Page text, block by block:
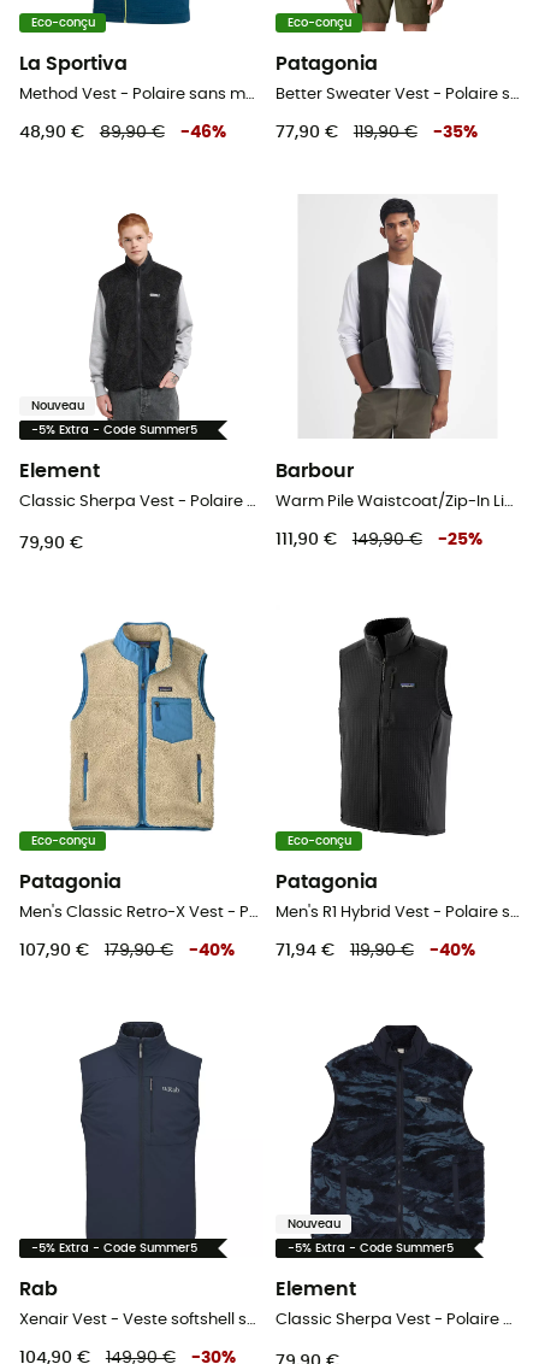
Eco-conçu
La Sportiva
Method Vest - Polaire sans manches homme
48,90 € 89,90 € -46%
Eco-conçu
Patagonia
Better Sweater Vest - Polaire sans manches homme
77,90 € 119,90 € -35%
Nouveau
-5% Extra - Code Summer5
Element
79,90 €
Barbour
111,90 € 149,90 € -25%
Eco-conçu
Patagonia
107,90 € 179,90 € -40%
Eco-conçu
Patagonia
71,94 € 119,90 € -40%
-5% Extra - Code Summer5
Rab
104,90 € 149,90 € -30%
Nouveau
-5% Extra - Code Summer5
Element